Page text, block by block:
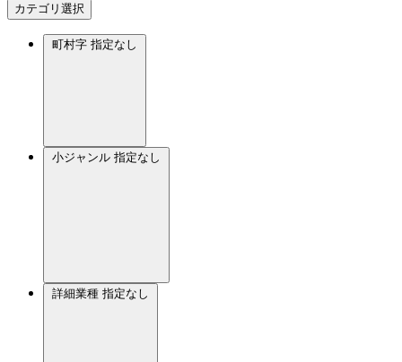
カテゴリ選択
町村字 指定なし
小ジャンル 指定なし
詳細業種 指定なし